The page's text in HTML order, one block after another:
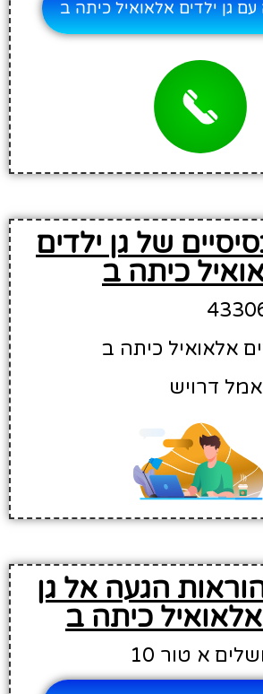
גן ילדים אלאואיל כיתה ב
של גן ילדים
כיתה ב
אלאואיל כיתה ב
דרויש
הגעה אל גן
כיתה ב
א טור 10